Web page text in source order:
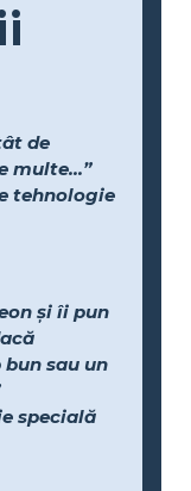
de
multe...”
tehnologie
și îi pun
sau un
specială